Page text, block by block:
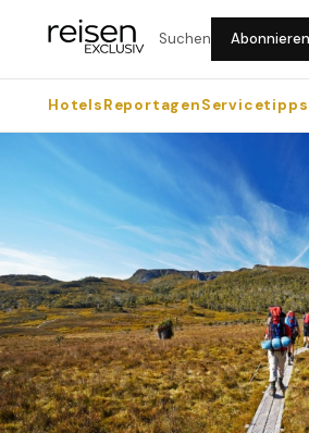
Suchen Abonnieren
HotelsReportagenServicetipps